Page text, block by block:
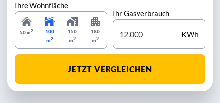
Ihre Wohnfläche
50 m2
100
m2
150
m2
180
m2
Ihr Gasverbrauch
KWh
JETZT VERGLEICHEN